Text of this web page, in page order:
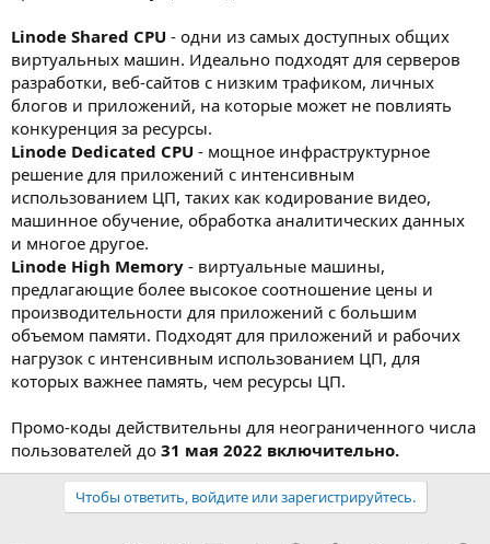
Linode Shared CPU - одни из самых доступных общих
виртуальных машин. Идеально подходят для серверов
разработки, веб-сайтов с низким трафиком, личных
блогов и приложений, на которые может не повлиять
конкуренция за ресурсы.
Linode Dedicated CPU - мощное инфраструктурное
решение для приложений с интенсивным
использованием ЦП, таких как кодирование видео,
машинное обучение, обработка аналитических данных
и многое другое.
Linode High Memory - виртуальные машины,
предлагающие более высокое соотношение цены и
производительности для приложений с большим
объемом памяти. Подходят для приложений и рабочих
нагрузок с интенсивным использованием ЦП, для
которых важнее память, чем ресурсы ЦП.
Промо-коды действительны для неограниченного числа
пользователей до 31 мая 2022 включительно.
Чтобы ответить, войдите или зарегистрируйтесь.